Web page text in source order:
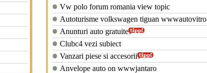
Vw polo forum romania view topic
Autoturisme volkswagen tiguan wwwautovitro
Anunturi auto gratuite
Clubc4 vezi subiect
Vanzari piese si accesorii
Anvelope auto on wwwjantaro